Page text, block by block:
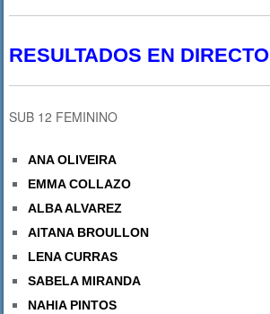
RESULTADOS EN DIRECTO
SUB 12 FEMININO
ANA OLIVEIRA
EMMA COLLAZO
ALBA ALVAREZ
AITANA BROULLON
LENA CURRAS
SABELA MIRANDA
NAHIA PINTOS